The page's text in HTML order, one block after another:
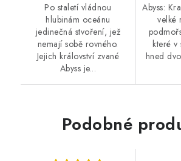
Po staletí vládnou
hlubinám oceánu
jedinečná stvoření, jež
nemají sobě rovného.
Jejich království zvané
Abyss je...
Abyss:
velké
které v
hned
Podobné